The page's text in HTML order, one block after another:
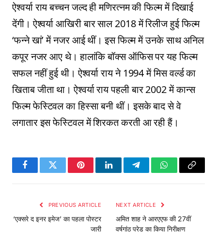
ऐश्वर्या राय बच्चन जल्द ही मणिरत्नम की फिल्म में दिखाई
देंगी। ऐश्वर्या आखिरी बार साल 2018 में रिलीज हुई फिल्म
‘फन्ने खां’ में नजर आई थीं। इस फिल्म में उनके साथ अनिल
कपूर नजर आए थे। हालांकि बॉक्स ऑफिस पर यह फिल्म
सफल नहीं हुई थी। ऐश्वर्या राय ने 1994 में मिस वर्ल्ड का
खिताब जीता था। ऐश्वर्या राय पहली बार 2002 में कान्स
फिल्म फेस्टिवल का हिस्सा बनी थीं। इसके बाद से वे
लगातार इस फेस्टिवल में शिरकत करती आ रही हैं।
FacebookTwitter PinterestLinkedInTelegramWhatsApp
Copy
PREVIOUS ARTICLE
‘एक्सरे द इनर इमेज’ का पहला पोस्टर
जारी
NEXT ARTICLE
अमित शाह ने आरएएफ की 27वीं
वर्षगांठ परेड का किया निरीक्षण